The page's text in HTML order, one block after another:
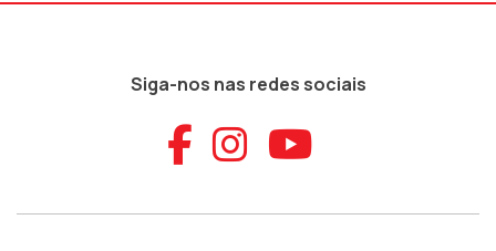
Siga-nos nas redes sociais
Aceder ao
Aceder ao
Aceder